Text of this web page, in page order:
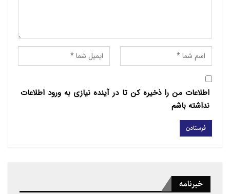
فعالیت مسلمانان نشان از تمایل آنها در
ایجاد روابط حمایتی برای ارتباط با محیط
های مختلف فرانسوی و اسلامی است، به
همین دلیل دوره های آموزشی سالیانه
اسلامی را به دو زبان عربی و فرانسوی و
انجمن اسلامی الغدیر
اطلاعات من را ذخیره کن تا در آینده نیازی به ورود اطلاعات
نداشته باشم
خبرنامه